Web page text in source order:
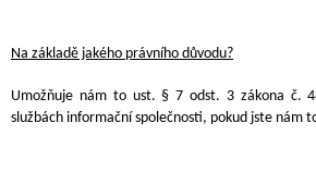
Na základě jakého právního důvodu?
Umožňuje nám to ust. § 7 odst. 3 zákona č.
službách informační společnosti, pokud jste nám